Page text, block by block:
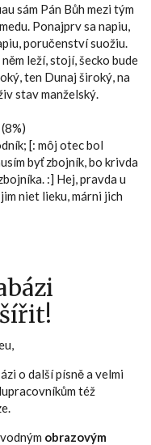
sám Pán Bůh mezi tým
Ponajprv sa napiu,
poručenství suožiu.
leží, stojí, šecko bude
ten Dunaj široký, na
stav manželský.
(8%)
[: môj otec bol
byť zbojník, bo krivda
:] Hej, pravda u
niet lieku, márni jich
o další písně a velmi
též
obrazovým